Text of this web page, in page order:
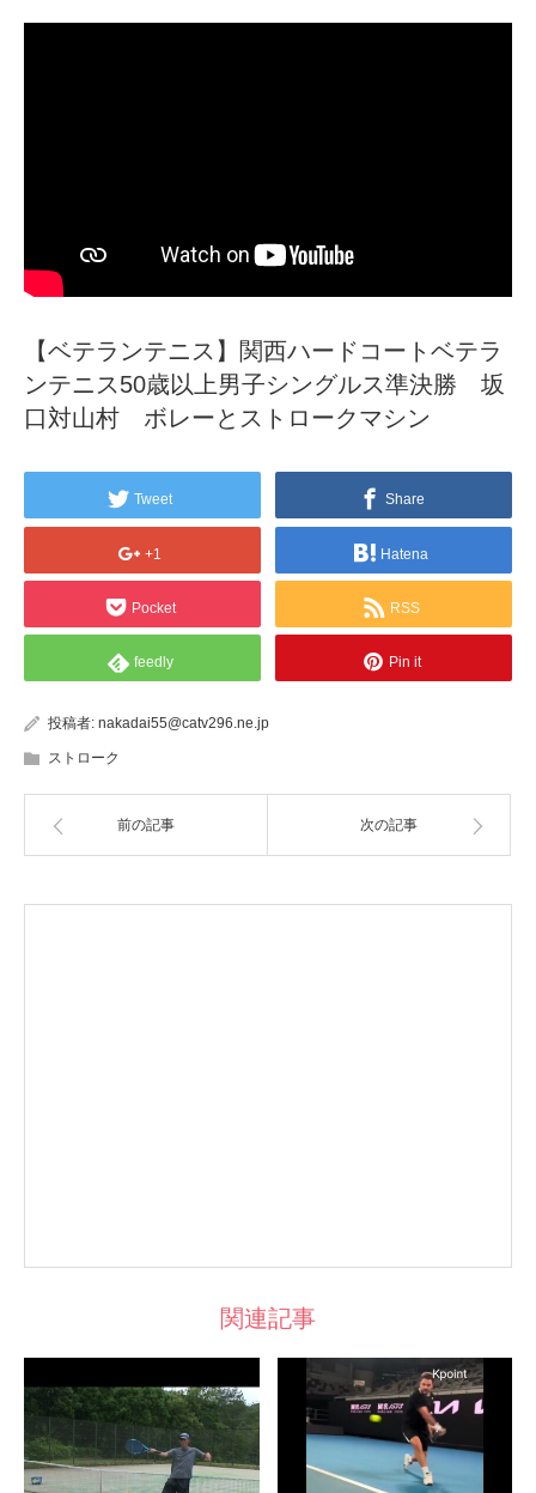
【ベテランテニス】関西ハードコートベテラ
ンテニス50歳以上男子シングルス準決勝 坂
口対山村 ボレーとストロークマシン
Tweet Share
+1 Hatena
Pocket RSS
feedly Pin it
投稿者: nakadai55@catv296.ne.jp
ストローク
前の記事 次の記事
関連記事